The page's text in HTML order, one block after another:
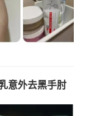
意外去黑手肘